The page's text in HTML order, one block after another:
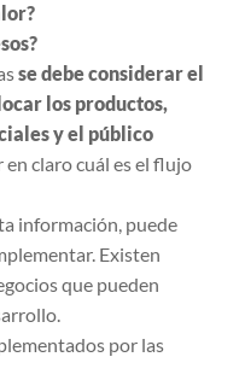
se debe considerar el
los productos,
y el público
en claro cuál es el flujo
información, puede
Existen
que pueden
por las